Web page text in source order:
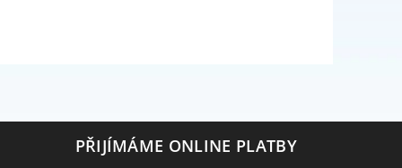
PŘIJÍMÁME ONLINE PLATBY